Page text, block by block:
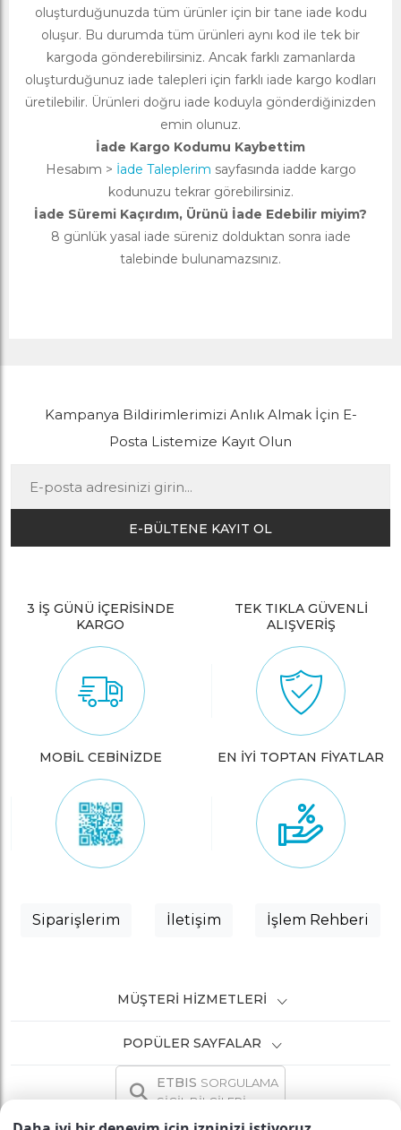
oluşturduğunuzda tüm ürünler için bir tane iade kodu
oluşur. Bu durumda tüm ürünleri aynı kod ile tek bir
kargoda gönderebilirsiniz. Ancak farklı zamanlarda
oluşturduğunuz iade talepleri için farklı iade kargo kodları
üretilebilir. Ürünleri doğru iade koduyla gönderdiğinizden
emin olunuz.
İade Kargo Kodumu Kaybettim
Hesabım > İade Taleplerim sayfasında iadde kargo
kodunuzu tekrar görebilirsiniz.
İade Süremi Kaçırdım, Ürünü İade Edebilir miyim?
8 günlük yasal iade süreniz dolduktan sonra iade
talebinde bulunamazsınız.
Kampanya Bildirimlerimizi Anlık Almak İçin E-
Posta Listemize Kayıt Olun
E-BÜLTENE KAYIT OL
3 İŞ GÜNÜ İÇERİSİNDE
KARGO
TEK TIKLA GÜVENLİ
ALIŞVERİŞ
MOBİL CEBİNİZDE EN İYİ TOPTAN FİYATLAR
Siparişlerim İletişim İşlem Rehberi
MÜŞTERI HIZMETLERI
POPÜLER SAYFALAR
ETBIS SORGULAMA
SİCİL BİLGİLERİ